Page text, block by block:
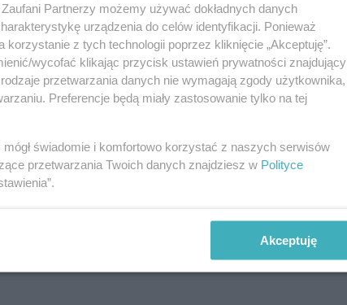
Partnerzy możemy używać dokładnych danych
urządzenia do celów identyfikacji. Ponieważ
z tych technologii poprzez kliknięcie „Akceptuję”.
wycofać klikając przycisk ustawień prywatności znajdujący
przetwarzania danych nie wymagają zgody użytkownika,
Preferencje będą miały zastosowanie tylko na tej
świadomie i komfortowo korzystać z naszych serwisów
przetwarzania Twoich danych znajdziesz w Polityce
Akceptuję